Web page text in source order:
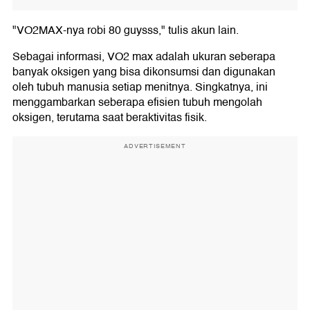
"VO2MAX-nya robi 80 guysss," tulis akun lain.
Sebagai informasi, VO2 max adalah ukuran seberapa
banyak oksigen yang bisa dikonsumsi dan digunakan
oleh tubuh manusia setiap menitnya. Singkatnya, ini
menggambarkan seberapa efisien tubuh mengolah
oksigen, terutama saat beraktivitas fisik.
ADVERTISEMENT